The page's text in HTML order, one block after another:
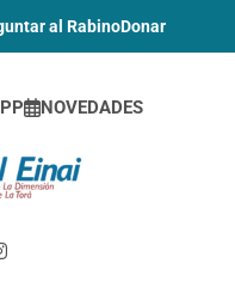
al RabinoDonar
NOVEDADES
En